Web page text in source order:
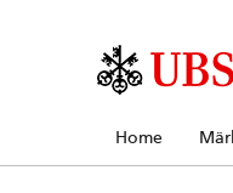
Home